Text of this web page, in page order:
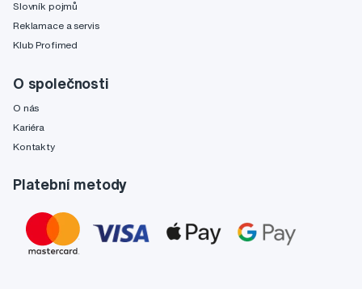
Slovník pojmů
Reklamace a servis
Klub Profimed
O společnosti
O nás
Kariéra
Kontakty
Platební metody